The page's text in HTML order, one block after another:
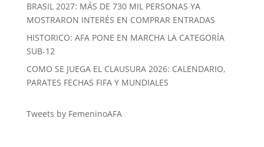
BRASIL 2027: MÁS DE 730 MIL PERSONAS YA
MOSTRARON INTERÉS EN COMPRAR ENTRADAS
HISTORICO: AFA PONE EN MARCHA LA CATEGORÍA
SUB-12
COMO SE JUEGA EL CLAUSURA 2026: CALENDARIO,
PARATES FECHAS FIFA Y MUNDIALES
Tweets by FemeninoAFA